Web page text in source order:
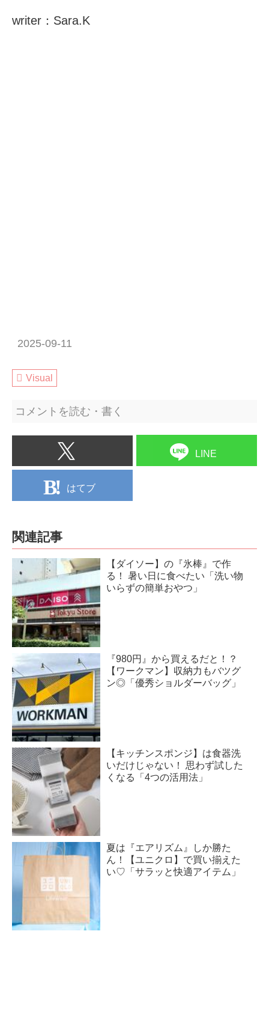
writer：Sara.K
2025-09-11
Visual
コメントを読む・書く
LINE
はてブ
関連記事
【ダイソー】の『氷棒』で作
る！ 暑い日に食べたい「洗い物
いらずの簡単おやつ」
『980円』から買えるだと！？
【ワークマン】収納力もバツグ
ン◎「優秀ショルダーバッグ」
【キッチンスポンジ】は食器洗
いだけじゃない！ 思わず試した
くなる「4つの活用法」
夏は『エアリズム』しか勝た
ん！【ユニクロ】で買い揃えた
い♡「サラッと快適アイテム」